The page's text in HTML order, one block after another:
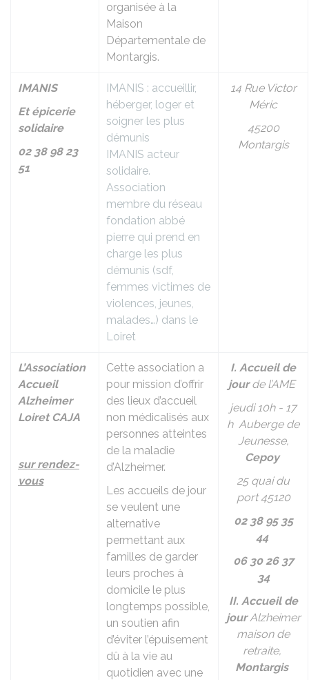
organisée à la
Maison
Départementale de
Montargis.
IMANIS
Et épicerie
solidaire
02 38 98 23
51
IMANIS : accueillir,
héberger, loger et
soigner les plus
démunis
IMANIS acteur
solidaire.
Association
membre du réseau
fondation abbé
pierre qui prend en
charge les plus
démunis (sdf,
femmes victimes de
violences, jeunes,
malades…) dans le
Loiret
14 Rue Victor
Méric
45200
Montargis
L’Association
Accueil
Alzheimer
Loiret CAJA
sur rendez-
vous
Cette association a
pour mission d’offrir
des lieux d’accueil
non médicalisés aux
personnes atteintes
de la maladie
d’Alzheimer.
Les accueils de jour
se veulent une
alternative
permettant aux
familles de garder
leurs proches à
domicile le plus
longtemps possible,
un soutien afin
d’éviter l’épuisement
dû à la vie au
quotidien avec une
I. Accueil de
jourde l’AME
jeudi 10h - 17
h Auberge de
Jeunesse,
Cepoy
25 quai du
port 45120
02 38 95 35
44
06 30 26 37
34
II. Accueil de
jourAlzheimer
maison de
retraite,
Montargis